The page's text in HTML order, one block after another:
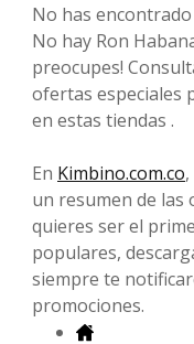
No has
No hay Ron
preocupes!
ofertas especiales
en estas tiendas .
En Kimbino.com.co
un resumen de las
quieres ser el
populares,
siempre te
promociones.